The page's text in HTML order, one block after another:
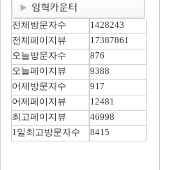
전체방문자수
1428243
전체페이지뷰
17387861
오늘방문자수
876
오늘페이지뷰
9388
어제방문자수
917
어제페이지뷰
12481
최고페이지뷰
46998
1일최고방문자수
8415